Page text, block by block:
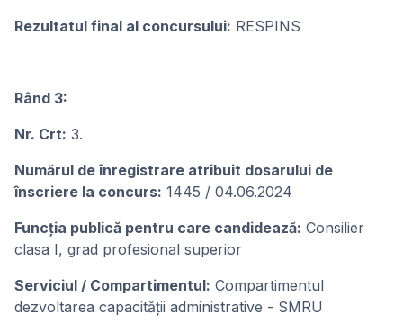
Rezultatul final al concursului: RESPINS
Rând 3:
Nr. Crt: 3.
Numărul de înregistrare atribuit dosarului de
înscriere la concurs: 1445 / 04.06.2024
Funcția publică pentru care candidează: Consilier
clasa I, grad profesional superior
Serviciul / Compartimentul: Compartimentul
dezvoltarea capacității administrative - SMRU